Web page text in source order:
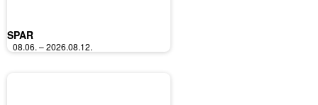
SPAR
08.06. – 2026.08.12.